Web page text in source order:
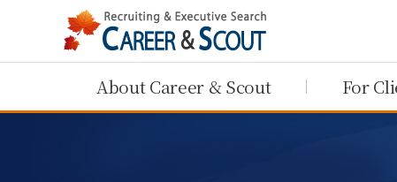
About Career & Scout For